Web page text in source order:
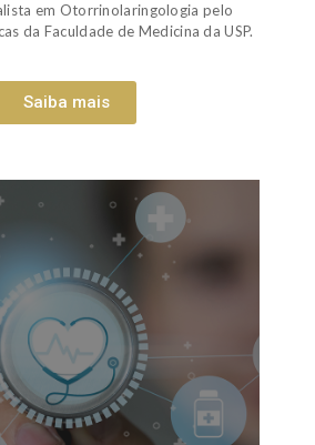
em Otorrinolaringologia pelo
da Faculdade de Medicina da USP.
Saiba mais